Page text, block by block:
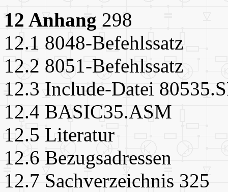
12 Anhang 298
12.1 8048-Befehlssatz
12.2 8051-Befehlssatz
12.3 Include-Datei
12.4 BASIC35.ASM
12.5 Literatur
12.6 Bezugsadressen
12.7 Sachverzeichnis 325